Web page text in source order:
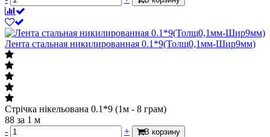
Лента стальная никилированная 0.1*9(Толщ0,1мм-Шир9мм)
Стрічка нікельована 0.1*9 (1м - 8 грам)
88 за 1 м
-
+ В корзину